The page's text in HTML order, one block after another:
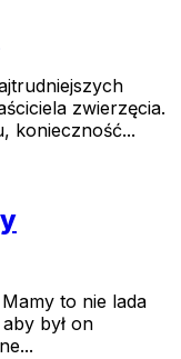
zwierzęcia.
konieczność...
to nie lada
był on